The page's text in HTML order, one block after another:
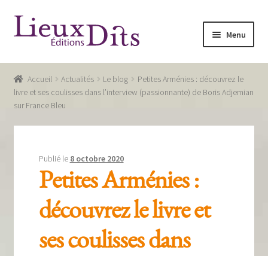
Aller
à
navigation
Aller
au
Menu
Accueil
Commande
Mentions légales / Données personnelles
Recevoir notre newsletter
Accueil Actualités Le blog
Petites Arménies : découvrez le
livre et ses coulisses dans l’interview (passionnante) de Boris Adjemian
sur France Bleu
Publié le 8 octobre 2020
Petites Arménies :
découvrez le livre et
ses coulisses dans